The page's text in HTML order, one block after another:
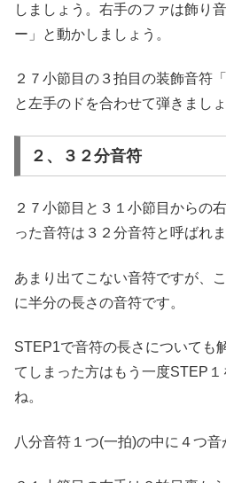
しましょう。右手のファは飾り
ー」と動かしましょう。
２７小節目の３拍目の装飾音符
と左手のドを合わせて弾きましょ
２、３２分音符
２７小節目と３１小節目からの
った音符は３２分音符と呼ばれま
あまり出てこない音符ですが、
に半分の長さの音符です。
STEP1で音符の長さについても
てしまった方はもう一度STEP
ね。
八分音符１つ(一拍)の中に４つ音